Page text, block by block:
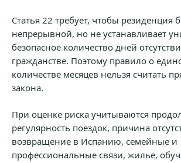
Статья 22 требует, чтобы резиденция
непрерывной, но не устанавливает
безопасное количество дней
гражданстве. Поэтому правило о
количестве месяцев нельзя считать
закона.
При оценке риска учитываются
регулярность поездок, причина
возвращение в Испанию, семейные и
профессиональные связи, жилье,